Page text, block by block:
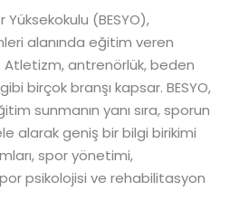
(BESYO),
alanında eğitim veren
Atletizm, antrenörlük, beden
birçok branşı kapsar. BESYO,
sunmanın yanı sıra, sporun
alarak geniş bir bilgi birikimi
spor yönetimi,
psikolojisi ve rehabilitasyon